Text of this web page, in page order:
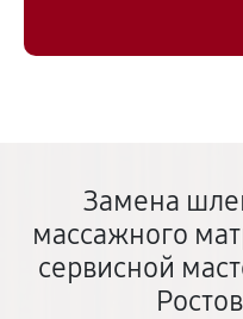
Замена
массажного
сервисной